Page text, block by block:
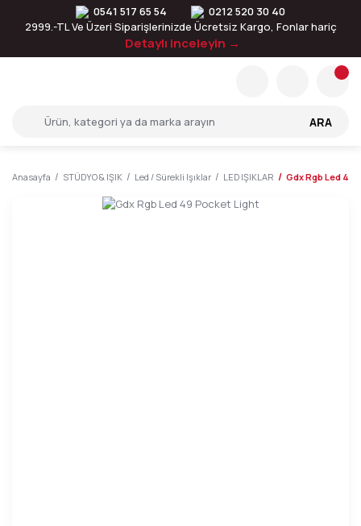
0541 517 65 54
0212 520 30 40
2999.-TL Ve Üzeri Siparişlerinizde Ücretsiz Kargo, Fonlar hariç
Detaylı inceleyin →
ARA
Anasayfa STÜDYO & IŞIK Led / Sürekli Işıklar LED IŞIKLAR Gdx Rgb Led 49